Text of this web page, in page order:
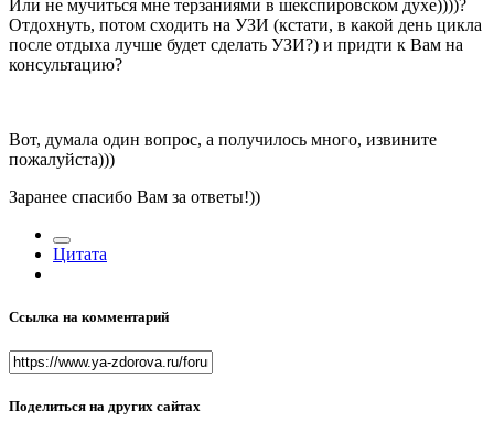
Или не мучиться мне терзаниями в шекспировском духе))))?
Отдохнуть, потом сходить на УЗИ (кстати, в какой день цикла
после отдыха лучше будет сделать УЗИ?) и придти к Вам на
консультацию?
Вот, думала один вопрос, а получилось много, извините
пожалуйста)))
Заранее спасибо Вам за ответы!))
Цитата
Ссылка на комментарий
Поделиться на других сайтах